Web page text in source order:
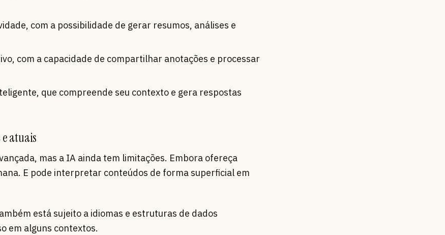
com a possibilidade de gerar resumos, análises e
com a capacidade de compartilhar anotações e processar
que compreende seu contexto e gera respostas
atuais
mas a IA ainda tem limitações. Embora ofereça
E pode interpretar conteúdos de forma superficial em
está sujeito a idiomas e estruturas de dados
em alguns contextos.